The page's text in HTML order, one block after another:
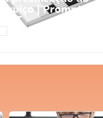
serviço | Prompts